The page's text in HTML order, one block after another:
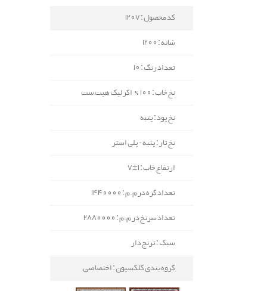
کد محصول : 1207
شانه : 1200
تعداد رنگ : 10
نخ خاب : 100% اکرلیک هیت ست
نخ پود : پنبه
نخ تار : پنبه - پلی استر
ارتفاع خاب : 1±7
تعداد گره در م.م : 1440000
تعداد سرنخ در م.م : 2880000
سبک : ترنج دار
گروه بندی کلکسیون : اختصاصی